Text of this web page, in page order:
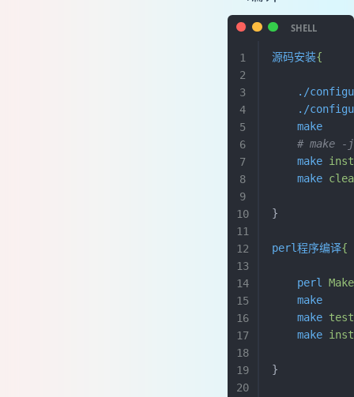
源码安装{
./
./
    make
# make -j
    make
    make
}
perl程序编译{
    perl
    make
    make
test
    make
}